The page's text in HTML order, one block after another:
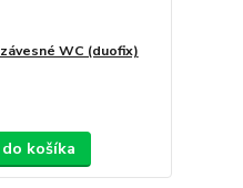
WC (duofix)
košíka